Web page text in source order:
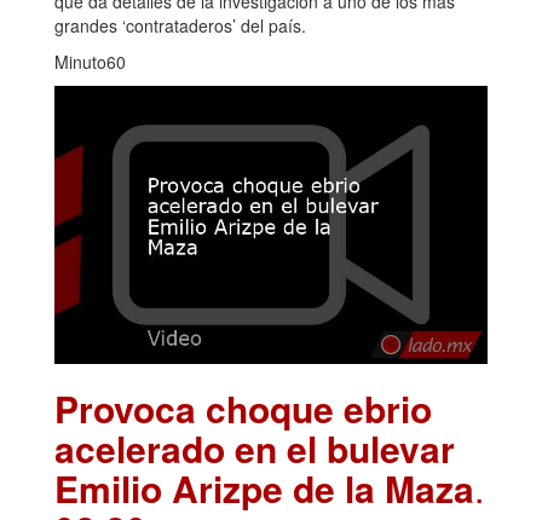
grandes ‘contrataderos’ del país.
Minuto60
Provoca choque ebrio
acelerado en el bulevar
Emilio Arizpe de la Maza.